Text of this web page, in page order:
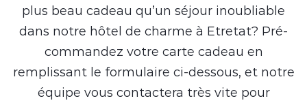
plus beau cadeau qu’un séjour inoubliable
dans notre hôtel de charme à Etretat? Pré-
commandez votre carte cadeau en
remplissant le formulaire ci-dessous, et notre
équipe vous contactera très vite pour